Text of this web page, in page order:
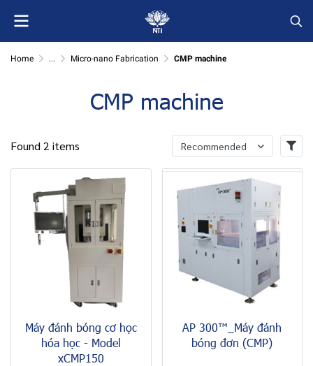
Home ... Micro-nano Fabrication CMP machine
CMP machine
Found 2 items Recommended
Máy đánh bóng cơ học
hóa học - Model
xCMP150
AP 300™_Máy đánh
bóng đơn (CMP)